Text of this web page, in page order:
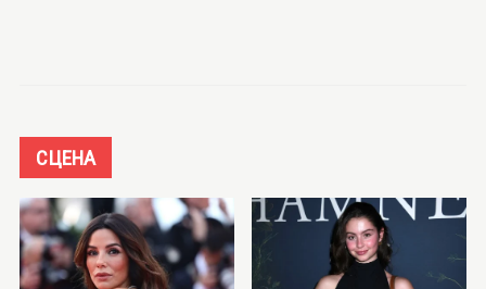
СЦЕНА